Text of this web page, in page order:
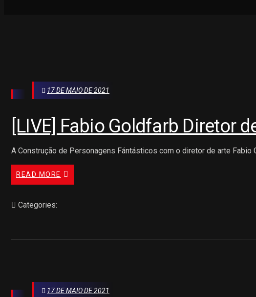
17 DE MAIO DE 2021
[LIVE] Fabio Goldfarb Diretor
A Construção de Personagens Fántásticos com o diretor de arte Fabio
READ MORE
Categories:
17 DE MAIO DE 2021